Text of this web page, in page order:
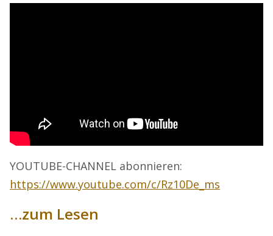
YOUTUBE-CHANNEL abonnieren:
https://www.youtube.com/c/Rz10De_ms
…zum Lesen